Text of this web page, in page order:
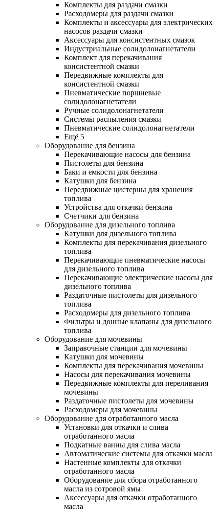
Комплекты для раздачи смазки
Расходомеры для раздачи смазки
Комплекты и аксессуары для электрических
насосов раздачи смазки
Аксессуары для консистентных смазок
Индустриальные солидолонагнетатели
Комплект для перекачивания
консистентной смазки
Передвижные комплекты для
консистентной смазки
Пневматические поршневые
солидолонагнетатели
Ручные солидолонагнетатели
Системы распыления смазки
Пневматические солидолонагнетатели
Ещё 5
Оборудование для бензина
Перекачивающие насосы для бензина
Пистолеты для бензина
Баки и емкости для бензина
Катушки для бензина
Передвижные цистерны для хранения
топлива
Устройства для откачки бензина
Счетчики для бензина
Оборудование для дизельного топлива
Катушки для дизельного топлива
Комплекты для перекачивания дизельного
топлива
Перекачивающие пневматические насосы
для дизельного топлива
Перекачивающие электрические насосы для
дизельного топлива
Раздаточные пистолеты для дизельного
топлива
Расходомеры для дизельного топлива
Фильтры и донные клапаны для дизельного
топлива
Оборудование для мочевины
Заправочные станции для мочевины
Катушки для мочевины
Комплекты для перекачивания мочевины
Насосы для перекачивания мочевины
Передвижные комплекты для переливания
мочевины
Раздаточные пистолеты для мочевины
Расходомеры для мочевины
Оборудование для отработанного масла
Установки для откачки и слива
отработанного масла
Подкатные ванны для слива масла
Автоматические системы для откачки масла
Настенные комплекты для откачки
отработанного масла
Оборудование для сбора отработанного
масла из сотровой ямы
Аксессуары для откачки отработанного
масла